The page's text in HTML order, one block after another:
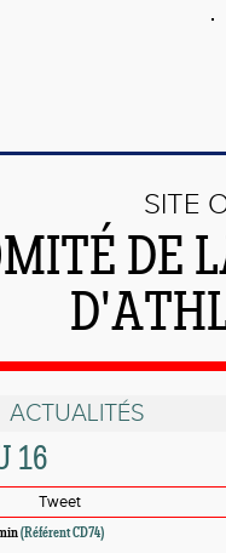
SITE
DE
ACTUALITÉS
16
Tweet
(Référent CD74)